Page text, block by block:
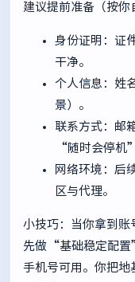
建议提前准备（按你
身份证明：证
干净。
个人信息：姓
景）。
联系方式：邮
“随时会停机
网络环境：后
区与代理。
小技巧：当你拿到账
先做“基础稳定配置
手机号可用。你把地